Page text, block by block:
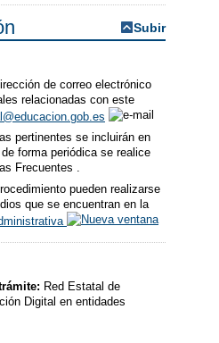
Subir
de correo electrónico
relacionadas con este
pertinentes se incluirán en
forma periódica se realice
Frecuentes .
pueden realizarse
que se encuentran en la
Red Estatal de
Digital en entidades